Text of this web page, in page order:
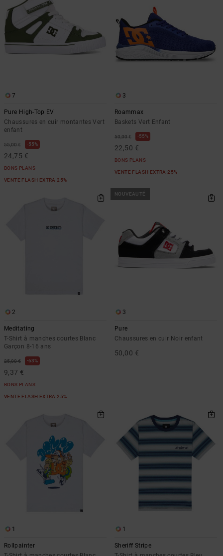
7
Pure High-Top EV
Chaussures en cuir montantes Vert
enfant
55,00 € 55%
24,75 €
BONS PLANS
VENTE FLASH EXTRA 25%
3
Roammax
Baskets Vert Enfant
50,00 € 55%
22,50 €
BONS PLANS
VENTE FLASH EXTRA 25%
2
Meditating
T-Shirt à manches courtes Blanc
Garçon 8-16 ans
25,00 € 63%
9,37 €
BONS PLANS
VENTE FLASH EXTRA 25%
NOUVEAUTÉ
3
Pure
Chaussures en cuir Noir enfant
50,00 €
1
Rollpainter
1
Sheriff Stripe